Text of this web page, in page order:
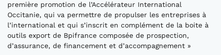
première promotion de l’Accélérateur International
Occitanie, qui va permettre de propulser les entreprises à
l’international et qui s’inscrit en complément de la boite à
outils export de Bpifrance composée de prospection,
d’assurance, de financement et d’accompagnement »